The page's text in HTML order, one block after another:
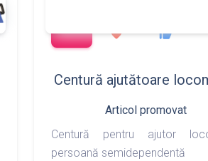
favorite thumb_up
Centură ajutătoare
Articol promovat
Centură pentru ajutor
persoană semidependentă